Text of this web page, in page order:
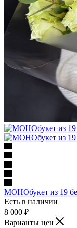
МОНОбукет из 19
Есть в наличии
8 000 ₽
Варианты цен